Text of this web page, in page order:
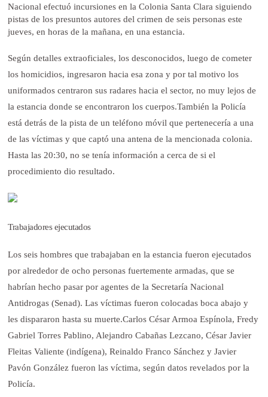
Nacional efectuó incursiones en la Colonia Santa Clara siguiendo
pistas de los presuntos autores del crimen de seis personas este
jueves, en horas de la mañana, en una estancia.
Según detalles extraoficiales, los desconocidos, luego de cometer
los homicidios, ingresaron hacia esa zona y por tal motivo los
uniformados centraron sus radares hacia el sector, no muy lejos de
la estancia donde se encontraron los cuerpos.También la Policía
está detrás de la pista de un teléfono móvil que pertenecería a una
de las víctimas y que captó una antena de la mencionada colonia.
Hasta las 20:30, no se tenía información a cerca de si el
procedimiento dio resultado.
Trabajadores ejecutados
Los seis hombres que trabajaban en la estancia fueron ejecutados
por alrededor de ocho personas fuertemente armadas, que se
habrían hecho pasar por agentes de la Secretaría Nacional
Antidrogas (Senad). Las víctimas fueron colocadas boca abajo y
les dispararon hasta su muerte.Carlos César Armoa Espínola, Fredy
Gabriel Torres Pablino, Alejandro Cabañas Lezcano, César Javier
Fleitas Valiente (indígena), Reinaldo Franco Sánchez y Javier
Pavón González fueron las víctima, según datos revelados por la
Policía.